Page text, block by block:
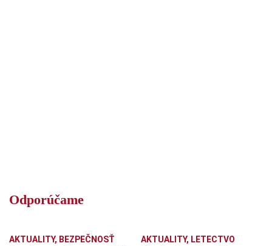
Odporúčame
AKTUALITY, BEZPEČNOSŤ AKTUALITY, LETECTVO